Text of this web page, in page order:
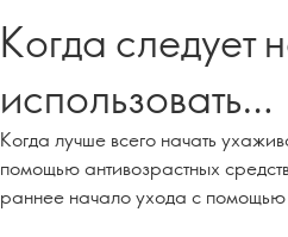
Когда следует
использовать
средства по
Когда лучше всего начать
помощью антивозрастных
раннее начало ухода с